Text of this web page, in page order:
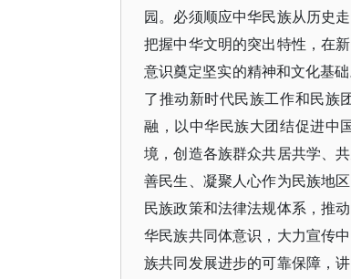
园。必须顺应中华民族从历史
把握中华文明的突出特性，在
意识奠定坚实的精神和文化基
了推动新时代民族工作和民族
融，以中华民族大团结促进中
境，创造各族群众共居共学、
善民生、凝聚人心作为民族地
民族政策和法律法规体系，推
华民族共同体意识，大力宣传
族共同发展进步的可靠保障，